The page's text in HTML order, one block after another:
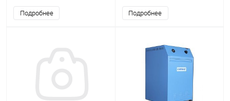
Подробнее Подробнее